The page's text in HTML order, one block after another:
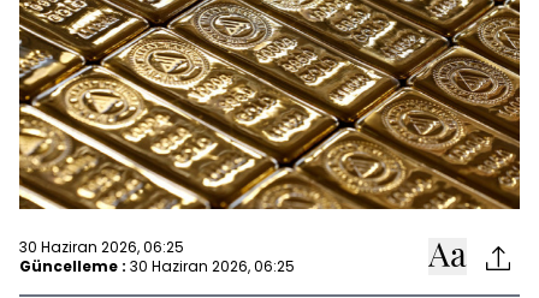
30 Haziran 2026, 06:25
Güncelleme : 30 Haziran 2026, 06:25